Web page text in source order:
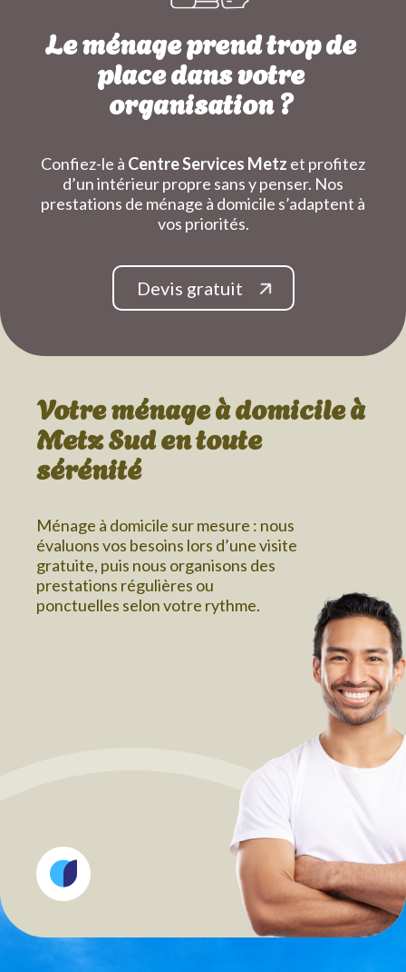
Le ménage prend trop de
place dans votre
organisation ?
Confiez-le à Centre Services Metz et profitez
d’un intérieur propre sans y penser. Nos
prestations de ménage à domicile s’adaptent à
vos priorités.
Devis gratuit
Votre ménage à domicileà
Metz Suden toute
sérénité
Ménage à domicile sur mesure : nous
évaluons vos besoins lors d’une visite
gratuite, puis nous organisons des
prestations régulières ou
ponctuelles selon votre rythme.